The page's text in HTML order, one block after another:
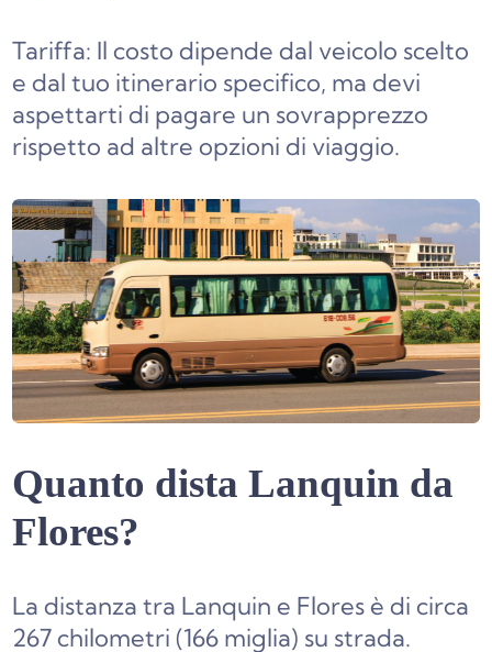
Tariffa: Il costo dipende dal veicolo scelto
e dal tuo itinerario specifico, ma devi
aspettarti di pagare un sovrapprezzo
rispetto ad altre opzioni di viaggio.
Quanto dista Lanquin da
Flores?
La distanza tra Lanquin e Flores è di circa
267 chilometri (166 miglia) su strada.